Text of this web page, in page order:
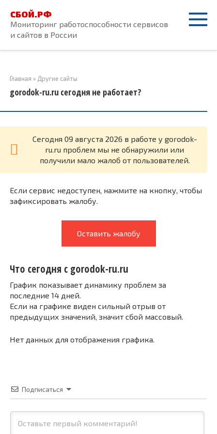
контенту
СБОЙ.РФ
Мониторинг работоспособности сервисов
и сайтов в России
Главная » Другие сайты
gorodok-ru.ru сегодня не работает?
Cегодня 09 августа 2026 в работе у gorodok-
ru.ru проблем мы не обнаружили или
получили мало жалоб от пользователей.
Если сервис недоступен, нажмите на кнопку, чтобы
зафиксировать жалобу.
Оставить жалобу
Что сегодня с gorodok-ru.ru
График показывает динамику проблем за
последние 14 дней.
Если на графике виден сильный отрыв от
предыдущих значений, значит сбой массовый.
Нет данных для отображения графика.
Подписаться